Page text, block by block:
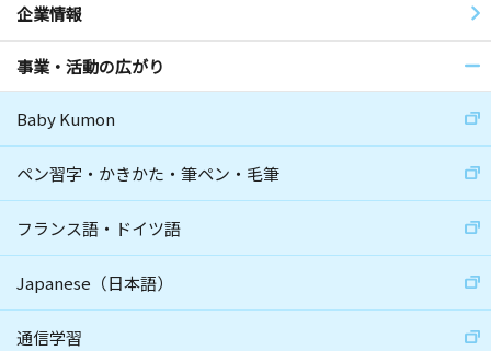
企業情報
事業・活動の広がり
Baby Kumon
ペン習字・かきかた・筆ペン・毛筆
フランス語・ドイツ語
Japanese（日本語）
通信学習